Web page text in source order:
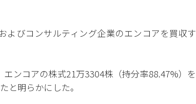
よびコンサルティング企業のエンコアを買収す
ンコアの株式21万3304株（持分率88.47%）を
と明らかにした。